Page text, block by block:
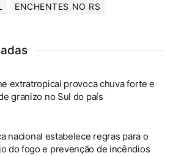
ENCHENTES NO RS
extratropical provoca chuva forte e
granizo no Sul do país
nacional estabelece regras para o
do fogo e prevenção de incêndios